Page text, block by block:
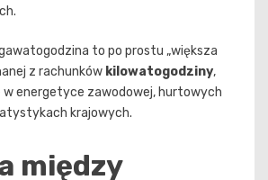
to po prostu „większa
z rachunków kilowatogodziny,
w energetyce zawodowej, hurtowych
krajowych.
między